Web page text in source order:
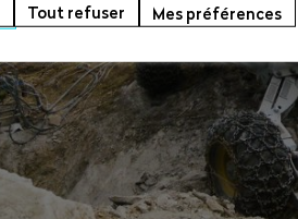
Tout refuser Mes préférences